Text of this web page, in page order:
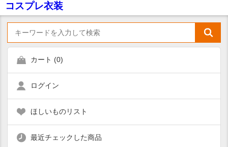
コスプレ衣装
カート (0)
ログイン
ほしいものリスト
最近チェックした商品